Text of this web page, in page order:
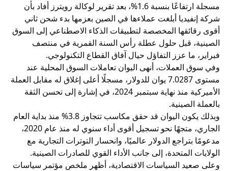
مسجلة ارتفاعًا بنسبة 1.6%، بعد تقرير لوكالة رويترز أفاد بأن
شركة إنفيديا أبلغت عملاءها في الصين بعزمها بدء شحن ثاني
أقوى رقائقها المخصصة لتطبيقات الذكاء الاصطناعي إلى السوق
الصينية، قبل حلول عطلة رأس السنة القمرية في منتصف
فبراير، ما عزز التفاؤل حيال آفاق القطاع التكنولوجي.
وفي سوق العملات، أنهى اليوان تعاملات السوق المحلية عند
مستوى 7.0287 يوان للدولار، مسجلًا أعلى إغلاق له مقابل العملة
الأميركية منذ نهاية سبتمبر 2024، في إشارة إلى تحسن الثقة
بالعملة الصينية.
وبذلك يكون اليوان قد حقق مكاسب تتجاوز 3.8% منذ بداية العام
الجاري، متجهًا نحو تسجيل أقوى أداء سنوي له منذ عام 2020،
مدعومًا بتراجع الدولار عالميًا، وانحسار التوترات التجارية مع
الولايات المتحدة، إلى جانب الأداء القوي للصادرات الصينية.
وعلى صعيد السياسات الاقتصادية، أظهر ملخص مؤتمر سياسات